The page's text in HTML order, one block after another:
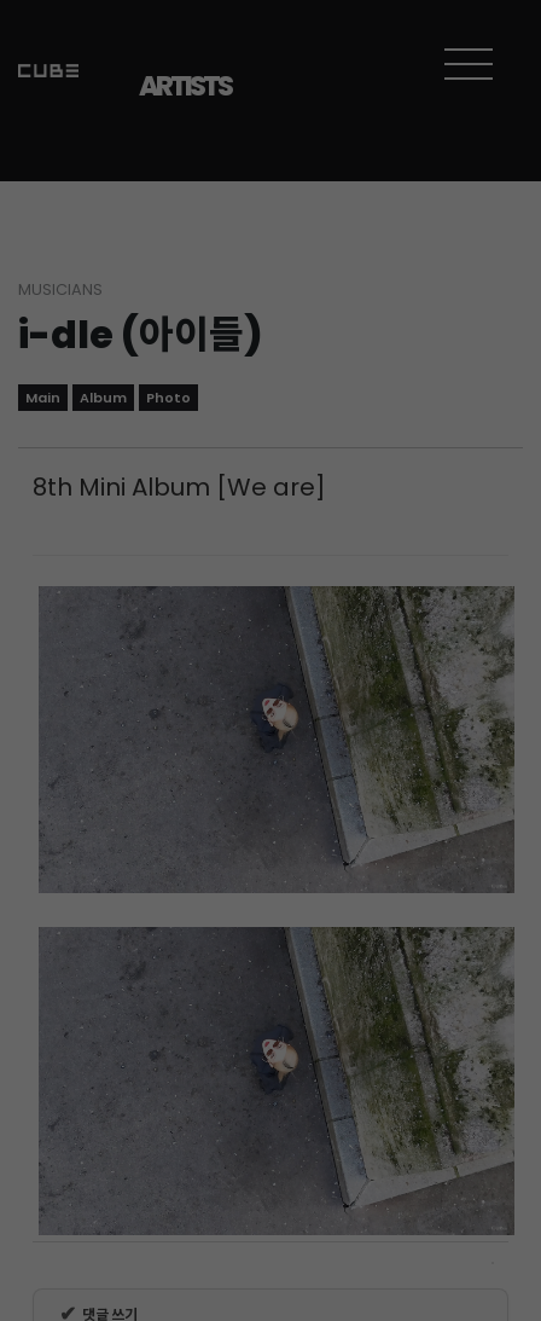
ARTISTS
MUSICIANS
i-dle (아이들)
Main Album Photo
8th Mini Album [We are]
✔ 댓글 쓰기